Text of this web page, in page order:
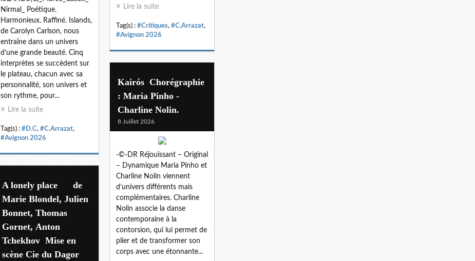
Lire la suite
Tag(s) : #Critiques, #C.Arrazat,
#Avignon 2026
Nirmal_ Poétique.
Harmonieux. Raffiné. Islands,
de Carolyn Carlson, nous
entraîne dans un univers
d’une grande beauté. Cinq
interprètes se succèdent sur
le plateau, chacun avec sa
personnalité, son univers et
son rythme, pour...
Lire la suite
Tag(s) : #D.C, #C.Arrazat,
#Avignon 2026
Kairós Chorégraphie
: Maria Pinho -
Charline Nolin.
8 Juillet 2026
-©-DR Réjouissant – Original
– Dynamique Maria Pinho et
Charline Nolin viennent
d’univers différents mais
complémentaires. Charline
Nolin associe la danse
contemporaine à la
contorsion, qui lui permet de
plier et de transformer son
corps avec une étonnante...
A lonely place de
Marie Blondel, Julien
Bonnet, Thomas
Gornet, Anton
Tchekhov Mise en
scène Cie du Dagor